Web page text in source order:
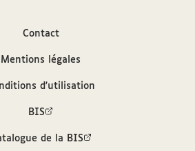
Contact
Mentions légales
d'utilisation
BIS
de la BIS